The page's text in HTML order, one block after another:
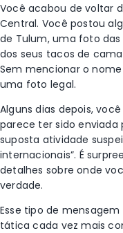
Você acabou de voltar
Central. Você postou
de Tulum, uma foto
dos seus tacos de
Sem mencionar o
uma foto legal.
Alguns dias depois,
parece ter sido enviada
suposta atividade
internacionais”. É
detalhes sobre onde
verdade.
Esse tipo de
tática cada vez mais